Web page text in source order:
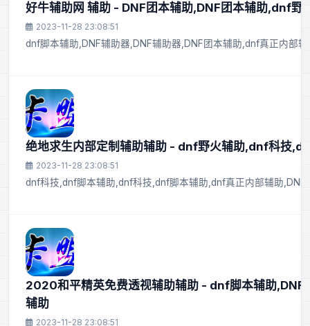
好牛辅助网 辅助 - DNF团本辅助,DNF团本辅助,dnf野
2023-11-28 23:08:51
dnf脚本辅助,DNF辅助器,DNF辅助器,DNF团本辅助,dnf真正内部
绝地求生内部定制辅助辅助 - dnf野火辅助,dnf科技
2023-11-28 23:08:51
dnf科技,dnf脚本辅助,dnf科技,dnf脚本辅助,dnf真正内部辅助,DNF
2020和平精英免费透视辅助辅助 - dnf脚本辅助,DNF
辅助
2023-11-28 23:08:51